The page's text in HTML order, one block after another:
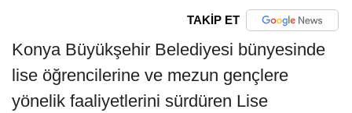
TAKİP ET
Konya Büyükşehir Belediyesi bünyesinde
lise öğrencilerine ve mezun gençlere
yönelik faaliyetlerini sürdüren Lise